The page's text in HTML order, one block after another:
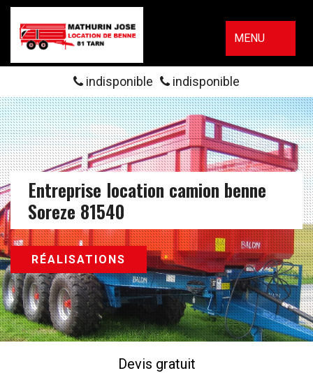
MENU
indisponible indisponible
Entreprise location camion benne
Soreze 81540
RÉALISATIONS
Devis gratuit